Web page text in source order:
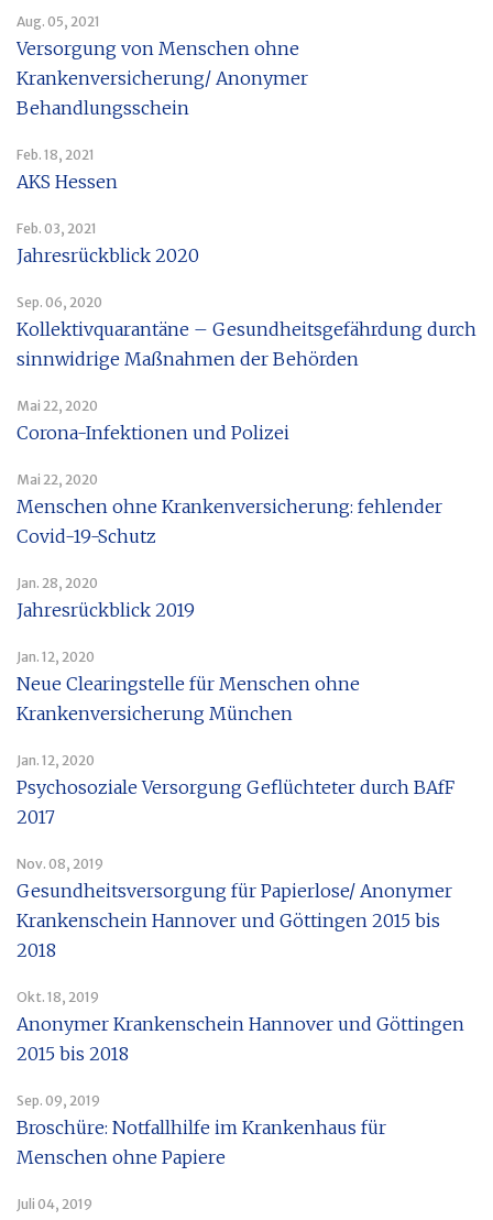
Aug. 05, 2021
Versorgung von Menschen ohne
Krankenversicherung/ Anonymer
Behandlungsschein
Feb. 18, 2021
AKS Hessen
Feb. 03, 2021
Jahresrückblick 2020
Sep. 06, 2020
Kollektivquarantäne – Gesundheitsgefährdung durch
sinnwidrige Maßnahmen der Behörden
Mai 22, 2020
Corona-Infektionen und Polizei
Mai 22, 2020
Menschen ohne Krankenversicherung: fehlender
Covid-19-Schutz
Jan. 28, 2020
Jahresrückblick 2019
Jan. 12, 2020
Neue Clearingstelle für Menschen ohne
Krankenversicherung München
Jan. 12, 2020
Psychosoziale Versorgung Geflüchteter durch BAfF
2017
Nov. 08, 2019
Gesundheitsversorgung für Papierlose/ Anonymer
Krankenschein Hannover und Göttingen 2015 bis
2018
Okt. 18, 2019
Anonymer Krankenschein Hannover und Göttingen
2015 bis 2018
Sep. 09, 2019
Broschüre: Notfallhilfe im Krankenhaus für
Menschen ohne Papiere
Juli 04, 2019